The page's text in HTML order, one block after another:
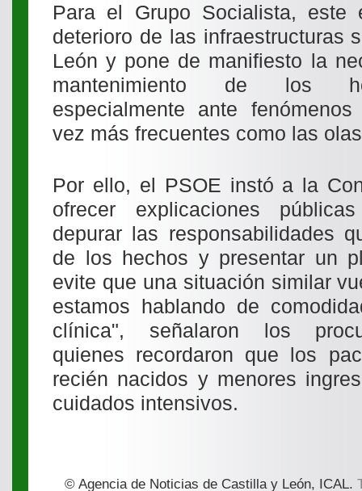
Para el Grupo Socialista, este
deterioro de las infraestructuras
León y pone de manifiesto la
mantenimiento de los
especialmente ante
vez más frecuentes como las
Por ello, el PSOE instó a la
ofrecer explicaciones
depurar las responsabilidades
de los hechos y presentar un
evite que una situación similar
estamos hablando de
clínica", señalaron los
quienes recordaron que los
recién nacidos y menores
cuidados intensivos.
© Agencia de Noticias de Castilla y León, ICAL.